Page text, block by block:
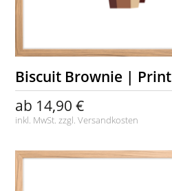
Biscuit Brownie | Print
ab 14,90 €
inkl. MwSt. zzgl.Versandkosten